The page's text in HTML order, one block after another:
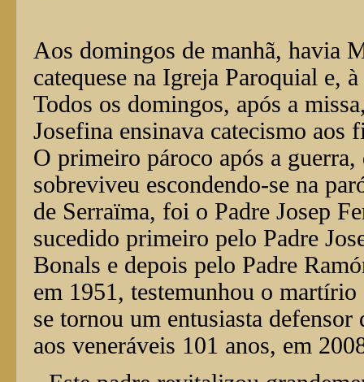
Aos domingos de manhã, havia
catequese na Igreja Paroquial e,
Todos os domingos, após a
Josefina ensinava catecismo aos
O primeiro pároco após a guerra,
sobreviveu escondendo-se na
de Serraïma, foi o Padre Josep
sucedido primeiro pelo Padre
Bonals e depois pelo Padre
em 1951, testemunhou o
se tornou um entusiasta
aos veneráveis 101 anos, em